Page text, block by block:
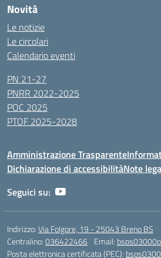
Novità
Le notizie
Le circolari
Calendario eventi
PN 21-27
PNRR 2022-2025
POC 2025
PTOF 2025-2028
Amministrazione Trasparente
Dichiarazione di accessibilitàNote
Seguici su:
Indirizzo:Via Folgore, 19 - 25043 Breno BS
Centralino:036422466 Email:
Posta elettronica certificata (PEC):